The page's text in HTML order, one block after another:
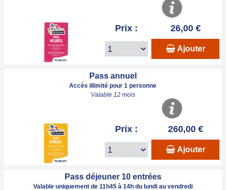
Prix : 26,00 €
Ajouter
Pass annuel
Accès illimité pour 1 personne
Valable 12 mois
Prix : 260,00 €
Ajouter
Pass déjeuner 10 entrées
Valable uniquement de 11h45 à 14h du lundi au vendredi